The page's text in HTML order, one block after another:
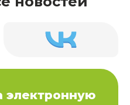
электронную